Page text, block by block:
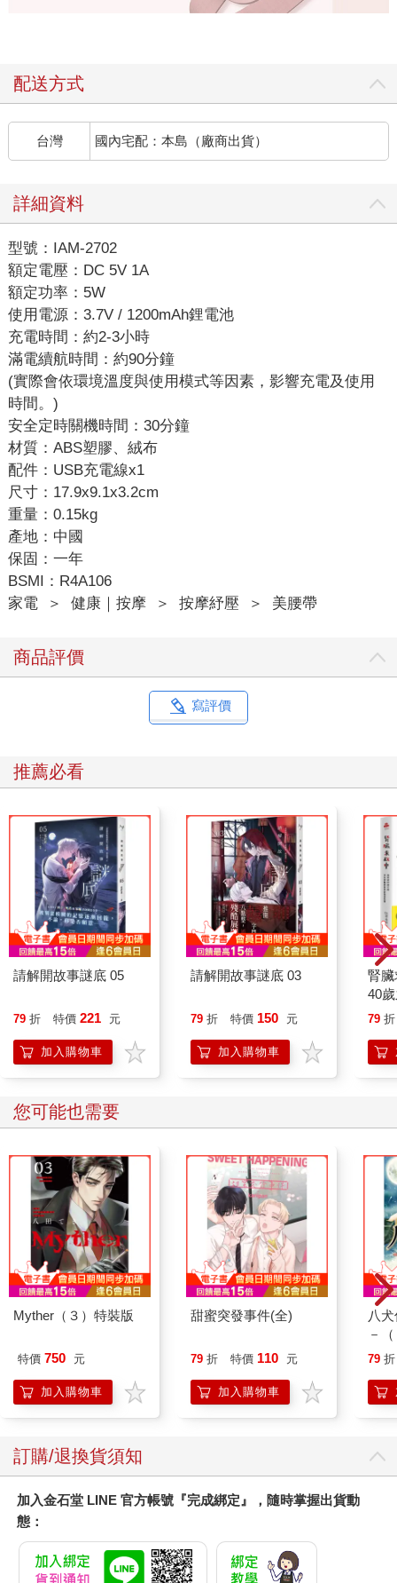
配送方式
台灣 國內宅配：本島（廠商出貨）
詳細資料
型號：IAM-2702
額定電壓：DC 5V 1A
額定功率：5W
使用電源：3.7V / 1200mAh鋰電池
充電時間：約2-3小時
滿電續航時間：約90分鐘
(實際會依環境溫度與使用模式等因素，影響充電及使用
時間。)
安全定時關機時間：30分鐘
材質：ABS塑膠、絨布
配件：USB充電線x1
尺寸：17.9x9.1x3.2cm
重量：0.15kg
產地：中國
保固：一年
BSMI：R4A106
家電
＞ 健康｜按摩 ＞ 按摩紓壓 ＞ 美腰帶
商品評價
寫評價
推薦必看
請解開故事謎底 05
79 折 特價 221 元
加入購物車
請解開故事謎底 03
79 折 特價 150 元
加入購物車
腎
40
就
79 折
您可能也需要
Myther（３）特裝版
特價 750 元
加入購物車
甜蜜突發事件(全)
79 折 特價 110 元
加入購物車
八
－
79 折
訂購/退換貨須知
加入金石堂 LINE 官方帳號『完成綁定』，隨時掌握出貨動
態：